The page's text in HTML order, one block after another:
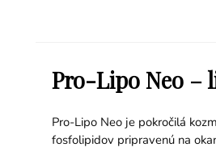
Pro-Lipo Neo –
Pro-Lipo Neo je pokročilá
fosfolipidov pripravenú na